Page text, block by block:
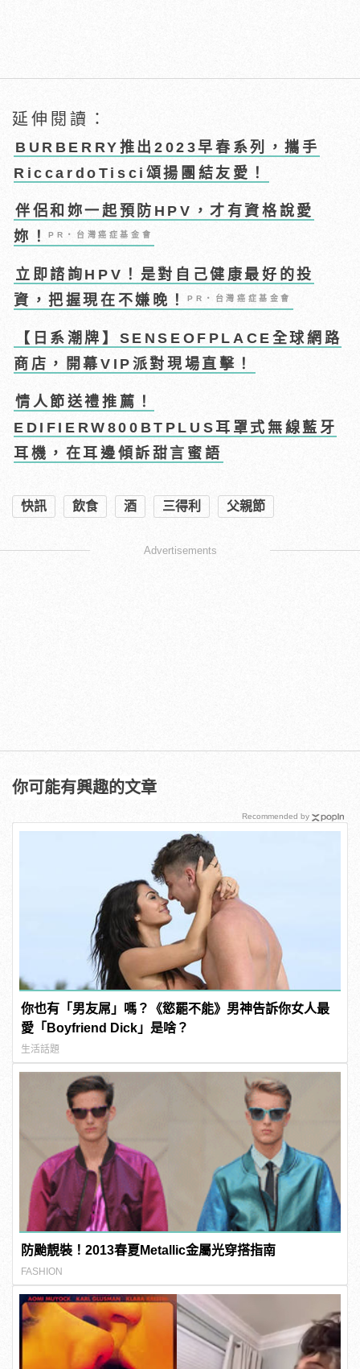
延伸閱讀：
BURBERRY推出2023早春系列，攜手
RiccardoTisci頌揚團結友愛！
伴侶和妳一起預防HPV，才有資格說愛
妳！PR・台灣癌症基金會
立即諮詢HPV！是對自己健康最好的投
資，把握現在不嫌晚！PR・台灣癌症基金會
【日系潮牌】SENSEOFPLACE全球網路
商店，開幕VIP派對現場直擊！
情人節送禮推薦！
EDIFIERW800BTPLUS耳罩式無線藍牙
耳機，在耳邊傾訴甜言蜜語
快訊 飲食 酒 三得利 父親節
Advertisements
你可能有興趣的文章
你也有「男友屌」嗎？《慾罷不能》男神告訴你女人最
愛「Boyfriend Dick」是啥？
生活話題
防颱靚裝！2013春夏Metallic金屬光穿搭指南
FASHION
Recommended by